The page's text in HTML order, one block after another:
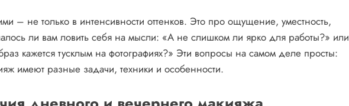
– не только в интенсивности оттенков. Это про ощущение, уместность,
ли вам ловить себя на мысли: «А не слишком ли ярко для работы?» или
кажется тусклым на фотографиях?» Эти вопросы на самом деле просты:
имеют разные задачи, техники и особенности.